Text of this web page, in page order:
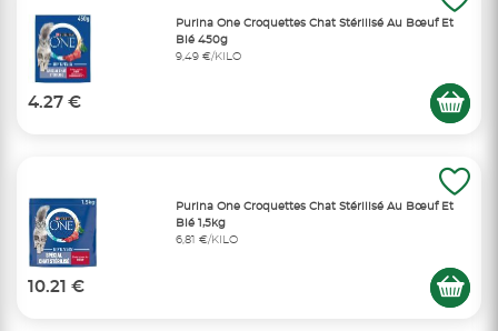
Purina One Croquettes Chat Stérilisé Au Bœuf Et
Blé 450g
9,49 €/KILO
4.27 €
Purina One Croquettes Chat Stérilisé Au Bœuf Et
Blé 1,5kg
6,81 €/KILO
10.21 €